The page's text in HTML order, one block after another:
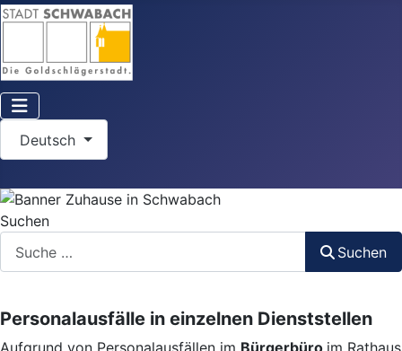
Deutsch
Suchen
Suchen
Personalausfälle in einzelnen Dienststellen